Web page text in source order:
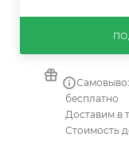
бесплатно
Доставим в
Стоимость